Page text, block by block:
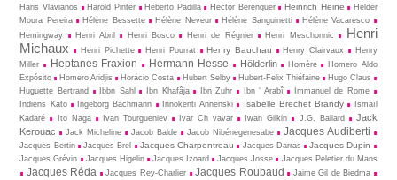
Haris Vlavianos
Harold Pinter Heberto Padilla Hector Berenguer Heinrich Heine
Helder
Moura Pereira
Hélène Bessette Hélène Neveur Hélène Sanguinetti
Hélène Vacaresco
Hemingway
Henri Abril Henri Bosco Henri de Régnier Henri Meschonnic
Henri
Michaux
Henri Pichette Henri Pourrat Henry Bauchau Henry Clairvaux
Henry
Miller
Heptanes Fraxion Hermann Hesse Hölderlin Homère
Homero Aldo
Expósito
Homero Aridjis Horácio Costa Hubert Selby Hubert-Felix Thiéfaine
Hugo Claus
Huguette Bertrand
Ibbn Sahl Ibn Khafâja Ibn Zuhr Ibn ‘ Arabî
Immanuel de Rome
Indiens Kato
Ingeborg Bachmann Innokenti Annenski Isabelle Brechet Brandy
Ismaïl
Kadaré
Ito Naga Ivan Tourgueniev Ivar Ch vavar Iwan Gilkin J.G. Ballard
Jack
Kerouac
Jack Micheline Jacob Balde Jacob Nibénegenesabe Jacques Audiberti
Jacques Bertin Jacques Brel Jacques Charpentreau Jacques Darras Jacques Dupin
Jacques Grévin Jacques Higelin Jacques Izoard Jacques Josse Jacques Peletier du Mans
Jacques Réda Jacques Rey-Charlier Jacques Roubaud
Jaime Gil de Biedma